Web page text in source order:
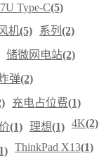
Type-C(5)
机(5) 系列 (2)
储微网电站(2)
弹(2)
充电占位费(1)
(1) 理想(1) 4K(2)
ThinkPad X13(1)